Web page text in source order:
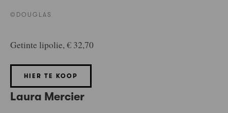
©DOUGLAS
Getinte lipolie, € 32,70
HIER TE KOOP
Laura Mercier